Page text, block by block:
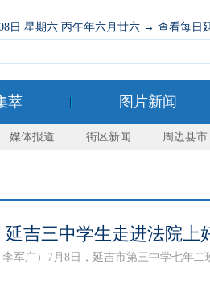
日 星期六 丙午年六月廿六 → 查看每日
萃 图片新闻
媒体报道 街区新闻 周边县市
吉三中学生走进法院上
广）7月8日，延吉市第三中学七年二